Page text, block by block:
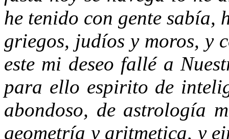
he tenido con gente sabía,
griegos, judíos y moros, y
este mi deseo fallé a
para ello espirito de
abondoso, de astrología
geometría y aritmetica, y